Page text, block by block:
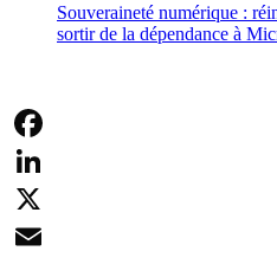
Souveraineté numérique :
sortir de la dépendance à
Facebook
LinkedIn
X